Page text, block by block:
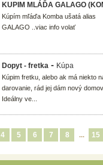
KUPIM MLÁĎA GALAGO
Kúpím mľáďa Komba ušatá alias
GALAGO ..viac info volať
Dopyt - fretka - Kúpa
Kúpim fretku, alebo ak má niekto
darovanie, rád jej dám nový
Ideálny ve...
4 5 6 7 8 ... 15